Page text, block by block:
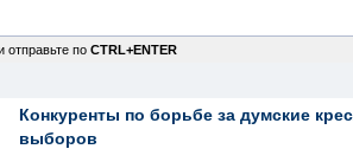
отправьте по CTRL+ENTER
Конкуренты по борьбе за думские
выборов